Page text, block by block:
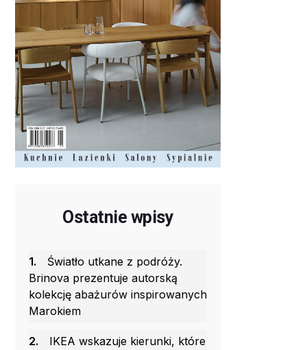
Ostatnie wpisy
1.
Światło utkane z podróży.
Brinova prezentuje autorską
kolekcję abażurów inspirowanych
Marokiem
2.
IKEA wskazuje kierunki, które